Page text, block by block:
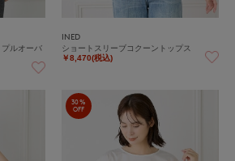
ルオーバ
INED
ショートスリーブコクーントップス
￥8,470(税込)
30%
OFF